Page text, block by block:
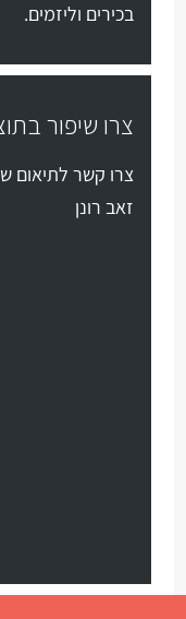
בכירים וליזמים.
צרו שיפור
זאב רונן